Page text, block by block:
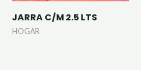
JARRA C/M 2.5 LTS
HOGAR